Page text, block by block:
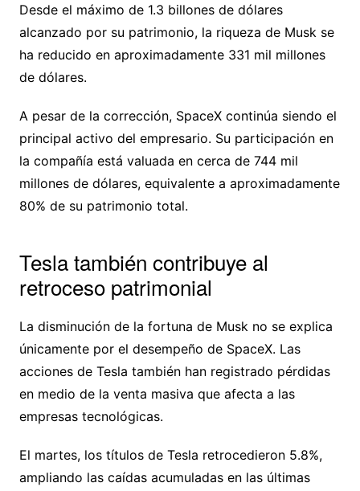
Desde el máximo de 1.3 billones de dólares
alcanzado por su patrimonio, la riqueza de Musk se
ha reducido en aproximadamente 331 mil millones
de dólares.
A pesar de la corrección, SpaceX continúa siendo el
principal activo del empresario. Su participación en
la compañía está valuada en cerca de 744 mil
millones de dólares, equivalente a aproximadamente
80% de su patrimonio total.
Tesla también contribuye al
retroceso patrimonial
La disminución de la fortuna de Musk no se explica
únicamente por el desempeño de SpaceX. Las
acciones de Tesla también han registrado pérdidas
en medio de la venta masiva que afecta a las
empresas tecnológicas.
El martes, los títulos de Tesla retrocedieron 5.8%,
ampliando las caídas acumuladas en las últimas